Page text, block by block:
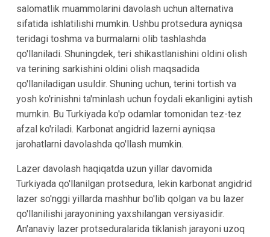
salomatlik muammolarini davolash uchun alternativa
sifatida ishlatilishi mumkin. Ushbu protsedura ayniqsa
teridagi toshma va burmalarni olib tashlashda
qo'llaniladi. Shuningdek, teri shikastlanishini oldini olish
va terining sarkishini oldini olish maqsadida
qo'llaniladigan usuldir. Shuning uchun, terini tortish va
yosh ko'rinishni ta'minlash uchun foydali ekanligini aytish
mumkin. Bu Turkiyada ko'p odamlar tomonidan tez-tez
afzal ko'riladi. Karbonat angidrid lazerni ayniqsa
jarohatlarni davolashda qo'llash mumkin.
Lazer davolash haqiqatda uzun yillar davomida
Turkiyada qo'llanilgan protsedura, lekin karbonat angidrid
lazer so'nggi yillarda mashhur bo'lib qolgan va bu lazer
qo'llanilishi jarayonining yaxshilangan versiyasidir.
An'anaviy lazer protseduralarida tiklanish jarayoni uzoq